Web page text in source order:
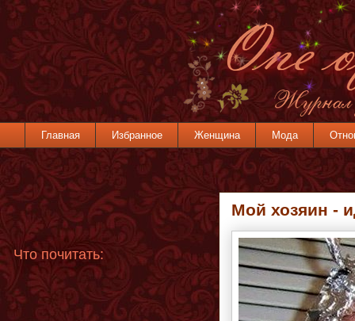
Главная Избранное Женщина Мода
Мой хозяин -
Что почитать: